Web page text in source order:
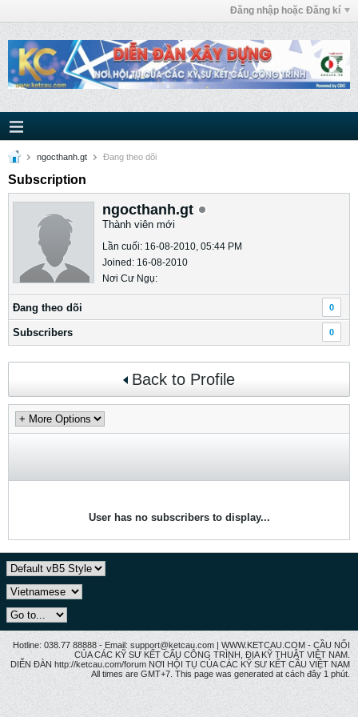
Đăng nhập hoặc Đăng kí
ngocthanh.gt Ðang theo dõi
Subscription
ngocthanh.gt
Thành viên mới
Lần cuối: 16-08-2010, 05:44 PM
Joined: 16-08-2010
Nơi Cư Ngụ:
Ðang theo dõi 0
Subscribers 0
Back to Profile
User has no subscribers to display...
Hotline: 038.77 88888 - Email: support@ketcau.com | WWW.KETCAU.COM - CẦU NỐI
CỦA CÁC KỸ SƯ KẾT CẤU CÔNG TRÌNH, ĐỊA KỸ THUẬT VIỆT NAM.
DIỄN ĐÀN http://ketcau.com/forum NƠI HỘI TỤ CỦA CÁC KỸ SƯ KẾT CÂU VIỆT NAM
All times are GMT+7. This page was generated at cách đây 1 phút.